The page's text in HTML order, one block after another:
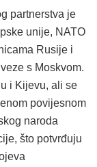
partnerstva je
unije, NATO
Rusije i
s Moskvom.
i Kijevu, ali se
povijesnom
naroda
što potvrđuju